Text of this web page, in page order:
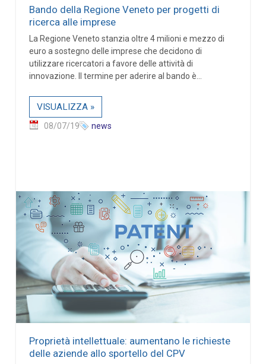
Bando della Regione Veneto per progetti di
ricerca alle imprese
La Regione Veneto stanzia oltre 4 milioni e mezzo di
euro a sostegno delle imprese che decidono di
utilizzare ricercatori a favore delle attività di
innovazione. Il termine per aderire al bando è...
VISUALIZZA »
08/07/19 news
Proprietà intellettuale: aumentano le richieste
delle aziende allo sportello del CPV